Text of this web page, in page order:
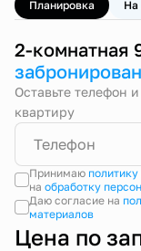
Планировка На
2-комнатная
Оставьте телефон
квартиру
Принимаю
на обработку
Даю согласие на
материалов
Цена по